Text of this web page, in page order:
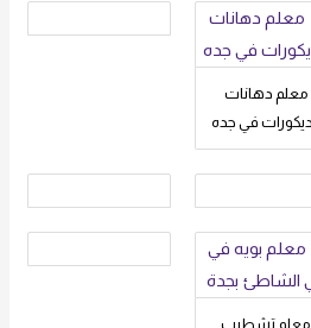
معلم دهانات
في جده
معلم تشطيب